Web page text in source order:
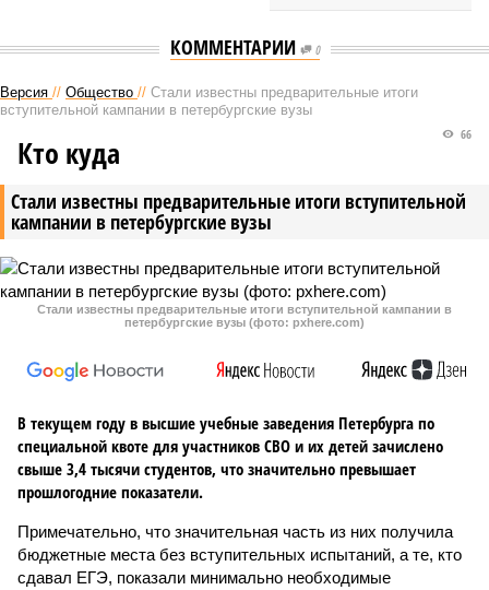
КОММЕНТАРИИ 0
Версия // Общество // Стали известны предварительные итоги
вступительной кампании в петербургские вузы
Стали известны предварительные итоги вступительной
кампании в петербургские вузы
66
Кто куда
Стали известны предварительные итоги вступительной кампании в
петербургские вузы (фото: pxhere.com)
В текущем году в высшие учебные заведения Петербурга по
специальной квоте для участников СВО и их детей зачислено
свыше 3,4 тысячи студентов, что значительно превышает
прошлогодние показатели.
Примечательно, что значительная часть из них получила
бюджетные места без вступительных испытаний, а те, кто
сдавал ЕГЭ, показали минимально необходимые